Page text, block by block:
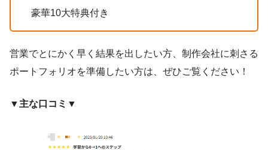
豪華10大特典付き
営業でとにかく早く結果を出したい方、制作会社に刺さる
ポートフォリオを準備したい方は、ぜひご覧ください！
▼主な口コミ▼